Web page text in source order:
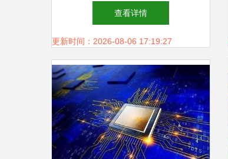
单片机需要哪些知识和技能？
查看详情
更新时间：2026-08-06 17:19:27